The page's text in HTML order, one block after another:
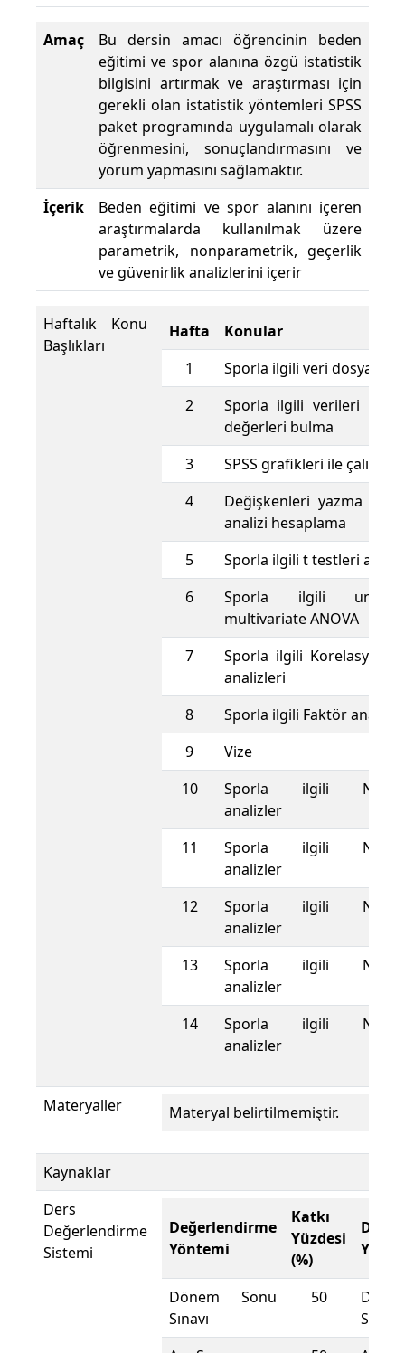
Amaç
Bu dersin amacı öğrencinin beden
eğitimi ve spor alanına özgü istatistik
bilgisini artırmak ve araştırması için
gerekli olan istatistik yöntemleri SPSS
paket programında uygulamalı olarak
öğrenmesini, sonuçlandırmasını ve
yorum yapmasını sağlamaktır.
İçerik
Beden eğitimi ve spor alanını içeren
araştırmalarda kullanılmak üzere
parametrik, nonparametrik, geçerlik
ve güvenirlik analizlerini içerir
Haftalık Konu
Başlıkları
Hafta
Konular
1
Sporla ilgili veri dosyaları
2
Sporla ilgili verileri
değerleri bulma
3
SPSS grafikleri ile çalışma
4
Değişkenleri yazma ve
analizi hesaplama
5
Sporla ilgili t testleri
6
Sporla ilgili
multivariate ANOVA
7
Sporla ilgili Korelasyon,
analizleri
8
Sporla ilgili Faktör analizi
9
Vize
10
Sporla ilgili
analizler
11
Sporla ilgili
analizler
12
Sporla ilgili
analizler
13
Sporla ilgili
analizler
14
Sporla ilgili
analizler
Materyaller Materyal belirtilmemiştir.
Kaynaklar
Ders
Değerlendirme
Sistemi
Değerlendirme
Yöntemi
Katkı
Yüzdesi
(%)
Dönem Sonu
Sınavı
50
Sınavı